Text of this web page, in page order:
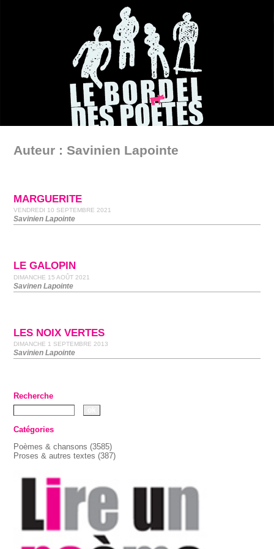
Auteur : Savinien Lapointe
MARGUERITE
VENDREDI 10 SEPTEMBRE 2021
Savinien Lapointe
LE GALOPIN
DIMANCHE 15 AOÛT 2021
Savinen Lapointe
LES NOIX VERTES
DIMANCHE 1 SEPTEMBRE 2013
Savinien Lapointe
Recherche
Catégories
Poèmes & chansons (3585)
Proses & autres textes (387)